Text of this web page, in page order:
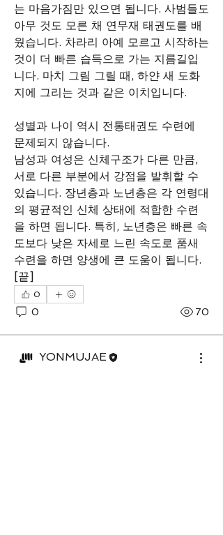
는 마음가짐만 있으면 됩니다. 사범들도
아무 것도 모른 채 연무재 태권도를 배
웠습니다. ​차라리 아예 모르고 시작하는
것이 더 빠른 습득으로 가는 지름길입
니다. 마치 그림 그릴 때, 하얀 새 도화
지에 그리는 것과 같은 이치입니다.
성별과 나이 역시 전통태권도 수련에
문제되지 않습니다.
남성과 여성은 신체구조가 다른 만큼,
서로 다른 부분에서 강점을 발휘할 수
있습니다. 장년층과 노년층은 각 연령대
의 평균적인 신체 상태에 적합한 수련
을 하면 됩니다. 특히, 노년층은 빠른 속
도보다 낮은 자세로 느린 속도로 품새
수련을 하면 양생에 큰 도움이 됩니다.
[끝]
0
0 70
YONMUJAE
소개